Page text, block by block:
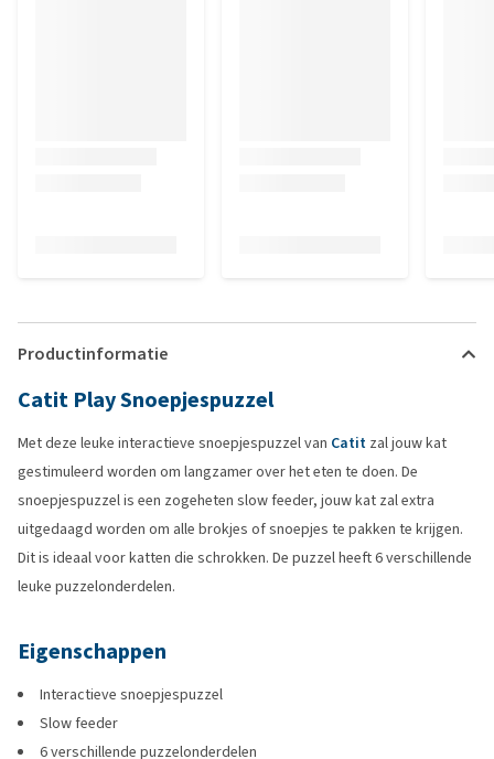
Productinformatie
Catit Play Snoepjespuzzel
Met deze leuke interactieve snoepjespuzzel van Catit zal jouw kat
gestimuleerd worden om langzamer over het eten te doen. De
snoepjespuzzel is een zogeheten slow feeder, jouw kat zal extra
uitgedaagd worden om alle brokjes of snoepjes te pakken te krijgen.
Dit is ideaal voor katten die schrokken. De puzzel heeft 6 verschillende
leuke puzzelonderdelen.
Eigenschappen
Interactieve snoepjespuzzel
Slow feeder
6 verschillende puzzelonderdelen